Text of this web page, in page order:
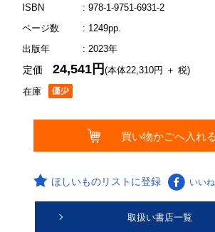
ISBN
: 978-1-9751-6931-2
ページ数
: 1249pp.
出版年
: 2023年
在庫
定価24,541円(本体22,310円 ＋ 税)
ほしいものリストに登録 いいね
取扱い書店一覧